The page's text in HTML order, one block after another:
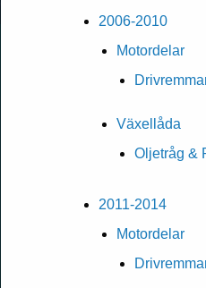
2006-2010
Motordelar
Växellåda
Oljetråg &
2011-2014
Motordelar